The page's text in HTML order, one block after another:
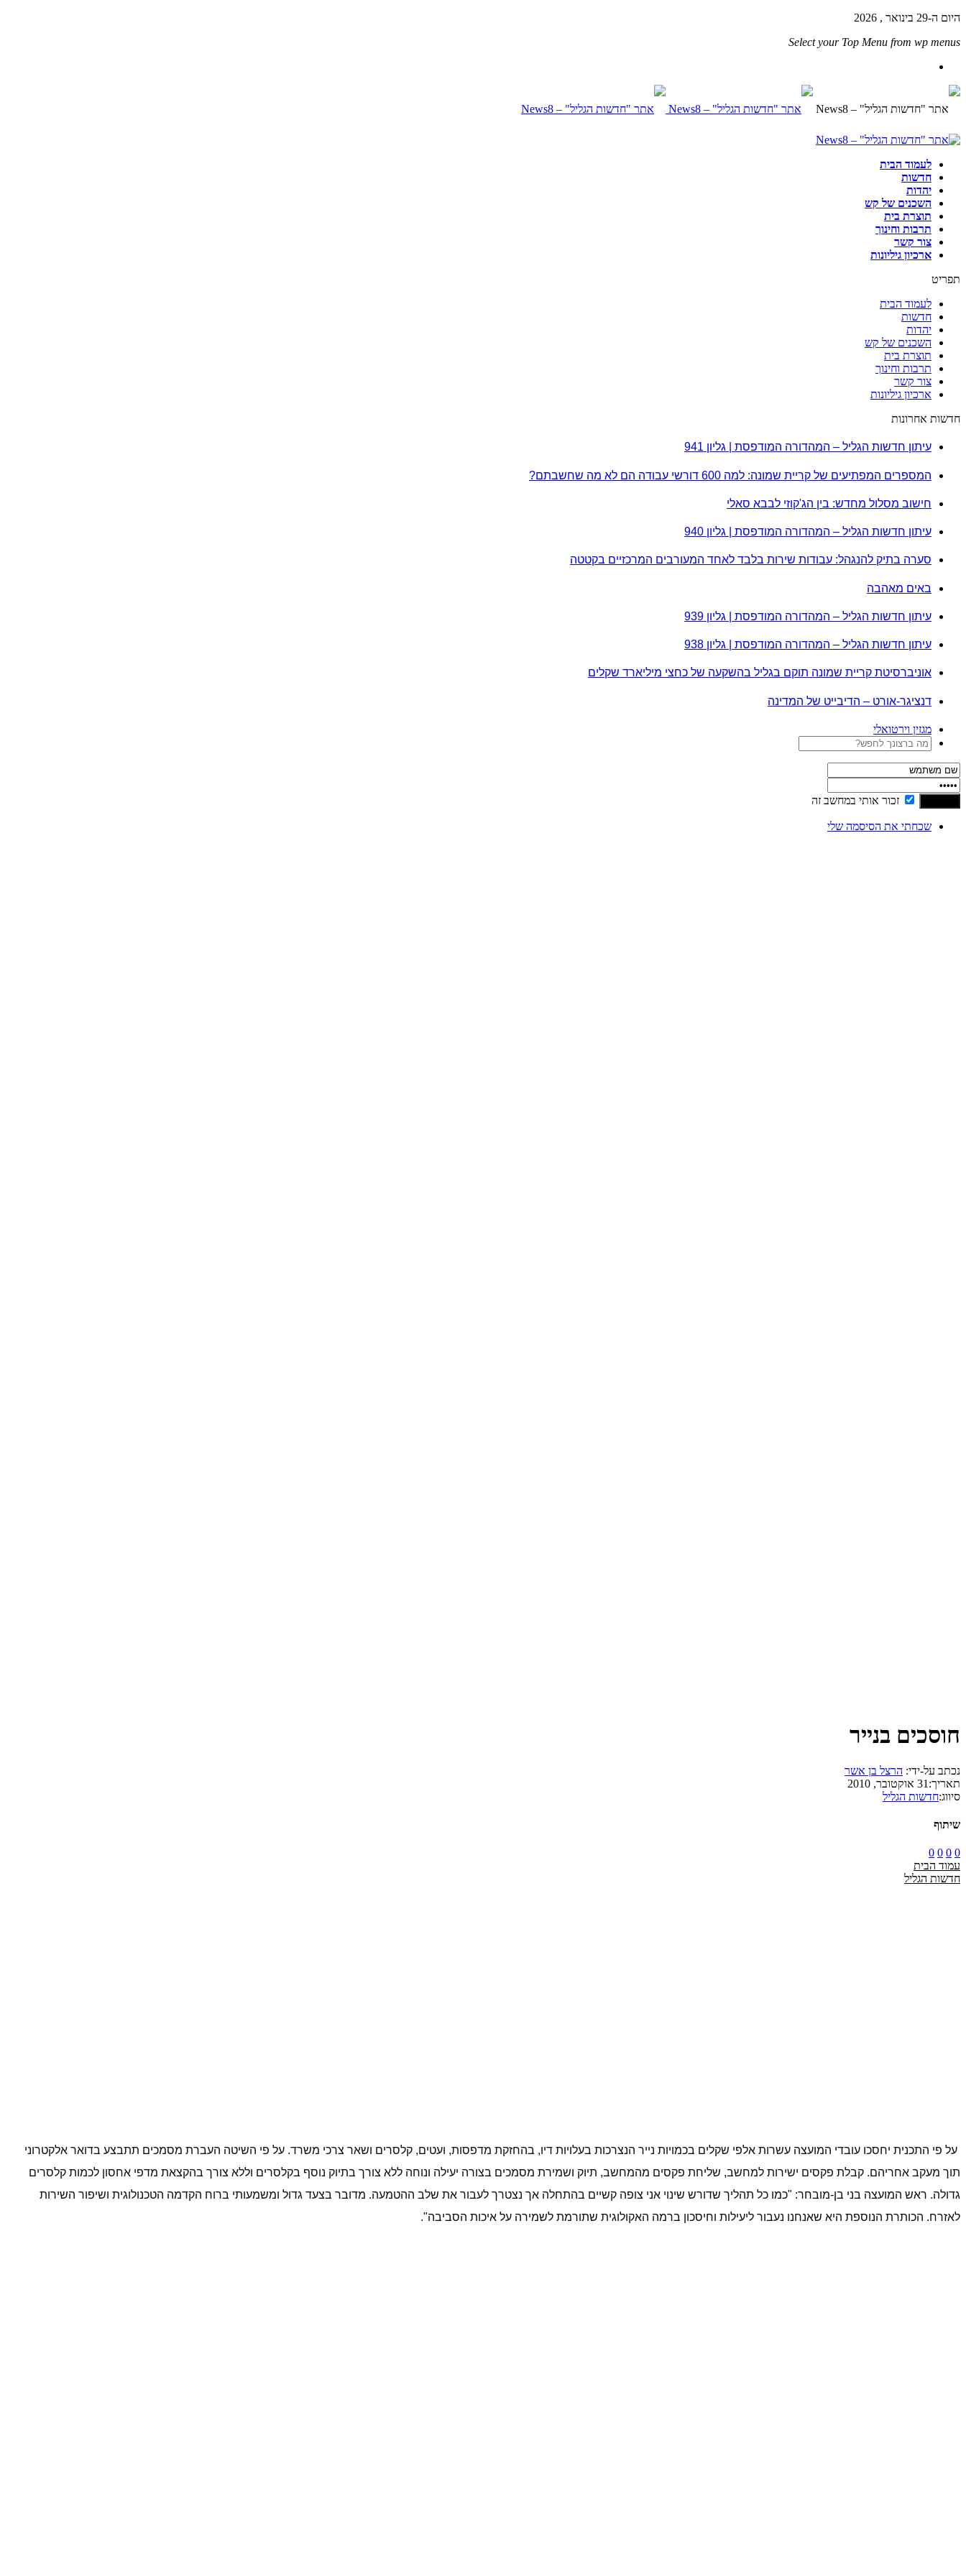
היום ה-29 בינואר , 2026
Select your Top Menu from wp menus
לעמוד הבית
חדשות
יהדות
השכנים של קש
תוצרת בית
תרבות וחינוך
צור קשר
ארכיון גיליונות
תפריט
לעמוד הבית
חדשות
יהדות
השכנים של קש
תוצרת בית
תרבות וחינוך
צור קשר
ארכיון גיליונות
חדשות אחרונות
עיתון חדשות הגליל – המהדורה המודפסת | גליון 941
המספרים המפתיעים של קריית שמונה: למה 600 דורשי עבודה הם לא מה שחשבתם?
חישוב מסלול מחדש: בין הג'קוזי לבבא סאלי
עיתון חדשות הגליל – המהדורה המודפסת | גליון 940
סערה בתיק להנגהל: עבודות שירות בלבד לאחד המעורבים המרכזיים בקטטה
באים מאהבה
עיתון חדשות הגליל – המהדורה המודפסת | גליון 939
עיתון חדשות הגליל – המהדורה המודפסת | גליון 938
אוניברסיטת קריית שמונה תוקם בגליל בהשקעה של כחצי מיליארד שקלים
דנציגר-אורט – הדיבייט של המדינה
מגזין וירטואלי
זכור אותי במחשב זה
שכחתי את הסיסמה שלי
חוסכים בנייר
נכתב על-ידי: הרצל בן אשר
תאריך: 31 אוקטובר, 2010
סיווג:חדשות הגליל
שיתוף
0
0
0
0
עמוד הבית
חדשות הגליל
על פי התכנית יחסכו עובדי המועצה עשרות אלפי שקלים בכמויות נייר הנצרכות בעלויות דיו, בהחזקת מדפסות, ועטים, קלסרים ושאר צרכי משרד. על פי השיטה העברת מסמכים תתבצע בדואר אלקטרוני
תוך מעקב אחריהם. קבלת פקסים ישירות למחשב, שליחת פקסים מהמחשב, תיוק ושמירת מסמכים בצורה יעילה ונוחה ללא צורך בתיוק נוסף בקלסרים וללא צורך בהקצאת מדפי אחסון לכמות קלסרים
גדולה. ראש המועצה בני בן-מובחר: "כמו כל תהליך שדורש שינוי אני צופה קשיים בהתחלה אך נצטרך לעבור את שלב ההטמעה. מדובר בצעד גדול ומשמעותי ברוח הקדמה הטכנולוגית ושיפור השירות
לאזרח. הכותרת הנוספת היא שאנחנו נעבור ליעילות וחיסכון ברמה האקולוגית שתורמת לשמירה על איכות הסביבה".